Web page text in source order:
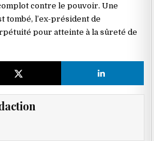
contre le pouvoir. Une
tombé, l’ex-président de
pour atteinte à la sûreté de